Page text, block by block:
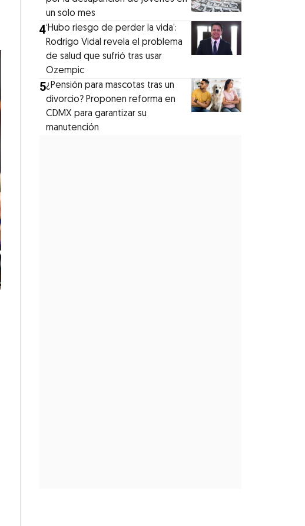
un solo mes
4‘Hubo riesgo de perder la vida’:
Rodrigo Vidal revela el problema
de salud que sufrió tras usar
Ozempic
5¿Pensión para mascotas tras un
divorcio? Proponen reforma en
CDMX para garantizar su
manutención